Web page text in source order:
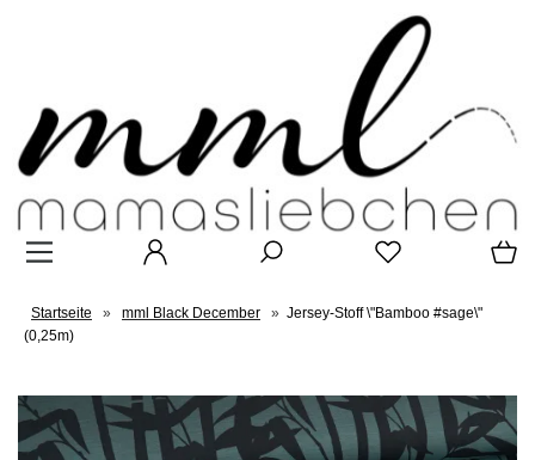
Startseite » mml Black December » Jersey-Stoff \"Bamboo #sage\"
(0,25m)